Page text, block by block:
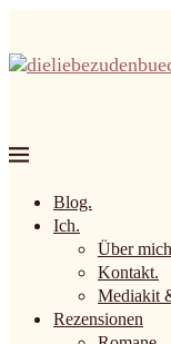
Blog.
Ich.
Über
Kontakt.
Mediakit
Rezensionen